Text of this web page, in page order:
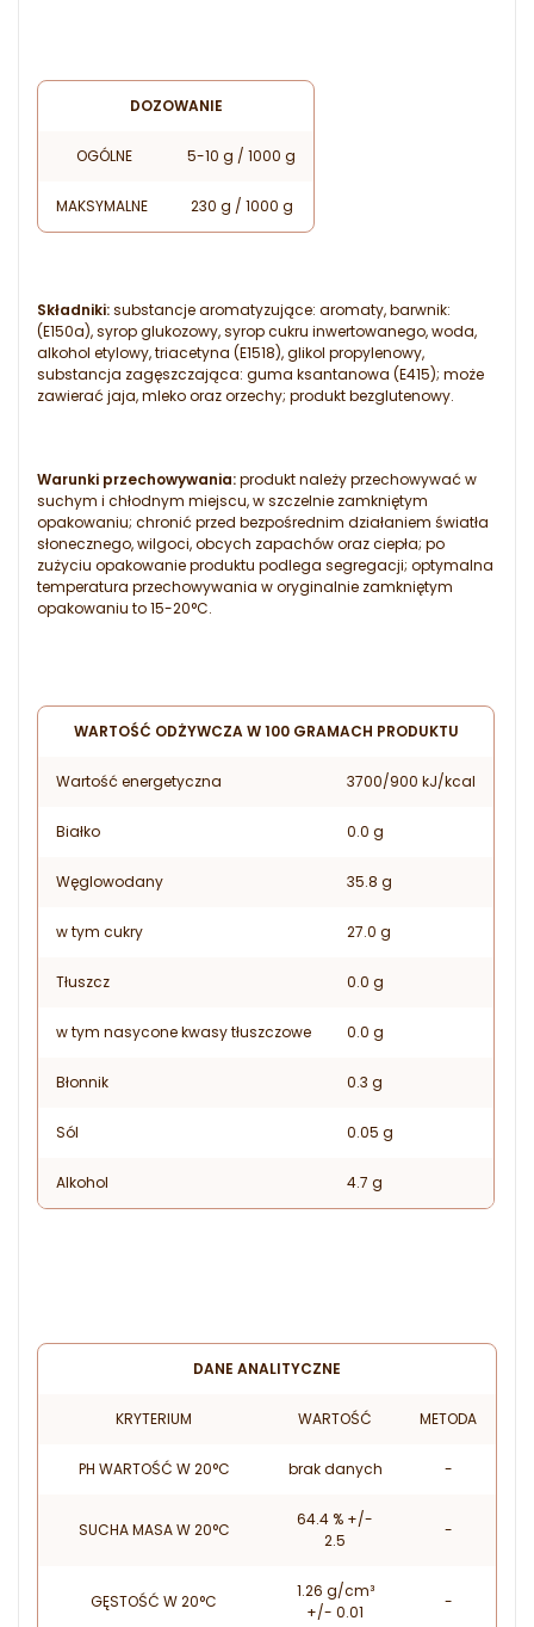
DOZOWANIE
OGÓLNE 5-10 g / 1000 g
MAKSYMALNE 230 g / 1000 g
Składniki:substancje aromatyzujące: aromaty, barwnik:
(E150a), syrop glukozowy, syrop cukru inwertowanego, woda,
alkohol etylowy, triacetyna (E1518), glikol propylenowy,
substancja zagęszczająca: guma ksantanowa (E415); może
zawierać jaja, mleko oraz orzechy; produkt bezglutenowy.
Warunki przechowywania:produkt należy przechowywać w
suchym i chłodnym miejscu, w szczelnie zamkniętym
opakowaniu; chronić przed bezpośrednim działaniem światła
słonecznego, wilgoci, obcych zapachów oraz ciepła; po
zużyciu opakowanie produktu podlega segregacji; optymalna
temperatura przechowywania w oryginalnie zamkniętym
opakowaniu to 15-20°C.
WARTOŚĆ ODŻYWCZA W 100 GRAMACH PRODUKTU
Wartość energetyczna 3700/900 kJ/kcal
Białko 0.0 g
Węglowodany 35.8 g
w tym cukry 27.0 g
Tłuszcz 0.0 g
w tym nasycone kwasy tłuszczowe 0.0 g
Błonnik 0.3 g
Sól 0.05 g
Alkohol 4.7 g
DANE ANALITYCZNE
KRYTERIUM WARTOŚĆ METODA
PH WARTOŚĆ W 20°C brak danych -
SUCHA MASA W 20°C
64.4 % +/-
2.5
-
GĘSTOŚĆ W 20°C
1.26 g/cm³
+/- 0.01
-